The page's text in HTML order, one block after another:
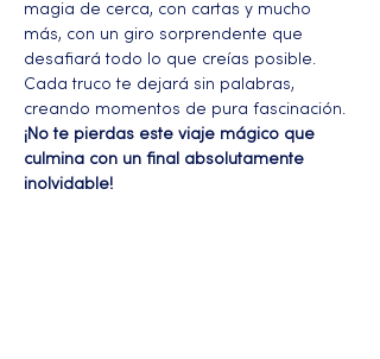
magia de cerca, con cartas y mucho
más, con un giro sorprendente que
desafiará todo lo que creías posible.
Cada truco te dejará sin palabras,
creando momentos de pura fascinación.
¡No te pierdas este viaje mágico que
culmina con un final absolutamente
inolvidable!